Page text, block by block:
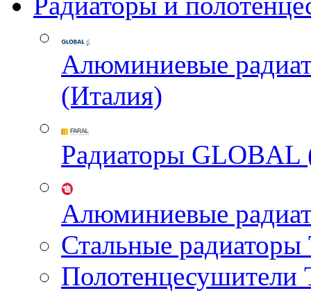
Алюминиевые
(Италия)
Радиаторы GLOBAL
Алюминиевые
Стальные